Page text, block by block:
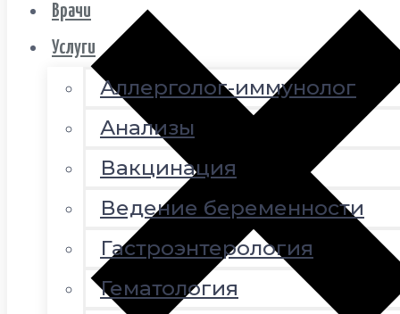
Врачи
Услуги
Аллерголог-иммунолог
Анализы
Вакцинация
Ведение беременности
Гастроэнтерология
Гематология